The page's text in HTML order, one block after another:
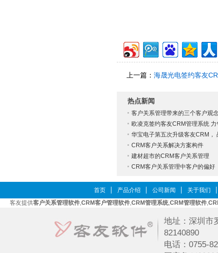
上一篇： 海晟光电签约客友
热点新闻
客户关系管理带来的三个客户观
欧凌克签约客友CRM管理系统 力
华宝电子第五次升级客友CRM，
CRM客户关系解决方案构件
建材超市的CRM客户关系管理
CRM客户关系管理中客户的偏好
首页 产品介绍 公司新闻
关于我们
客友提供客户关系管理软件,CRM客户管理软件,CRM管理系统,CRM管理软件,
地址：深圳
82140890
电话：0755-